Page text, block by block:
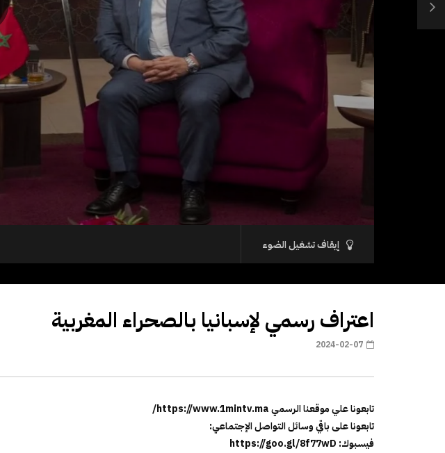
إيقاف تشغيل الضوء
اعتراف رسمي لإسبانيا بالصحراء المغربية
2024-02-07
تابعونا علي موقعنا الرسمي https://www.1mintv.ma/
تابعونا على باقي وسائل التواصل الإجتماعي:
فيسبوك: https://goo.gl/8f77wD